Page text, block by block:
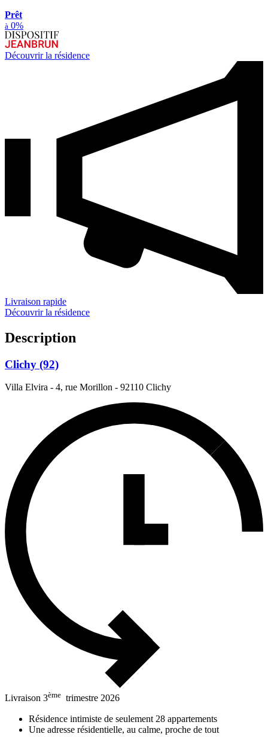
Prêt
à 0%
Découvrir la résidence
Livraison rapide
Découvrir la résidence
Description
Clichy (92)
Villa Elvira - 4, rue Morillon - 92110 Clichy
Livraison 3ème trimestre 2026
Résidence intimiste de seulement 28 appartements
Une adresse résidentielle, au calme, proche de tout